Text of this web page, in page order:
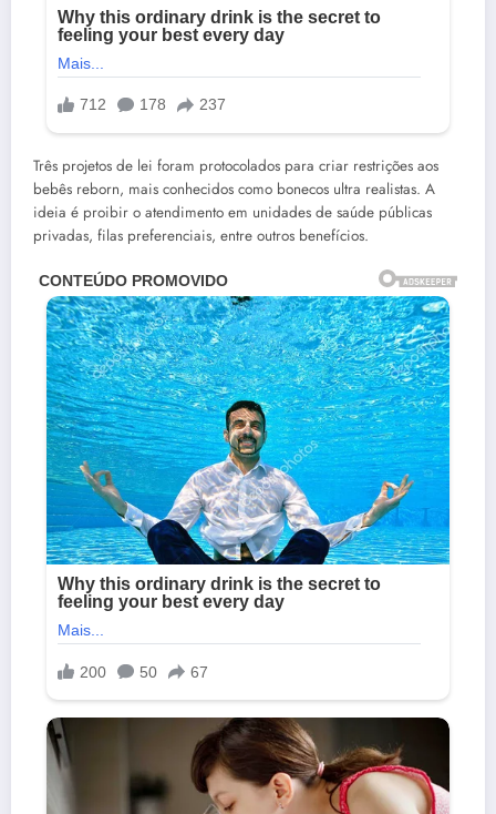
Três projetos de lei foram protocolados para criar restrições aos
bebês reborn, mais conhecidos como bonecos ultra realistas. A
ideia é proibir o atendimento em unidades de saúde públicas
privadas, filas preferenciais, entre outros benefícios.